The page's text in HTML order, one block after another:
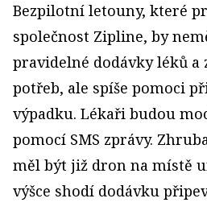
Bezpilotní letouny, které
společnost Zipline, by
pravidelné dodávky léků a
potřeb, ale spíše pomoci
výpadku. Lékaři budou
pomocí SMS zprávy.
měl být již dron na místě
výšce shodí dodávku